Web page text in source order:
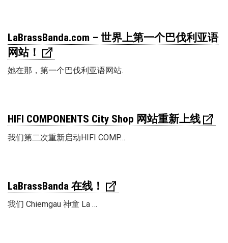
LaBrassBanda.com – 世界上第一个巴伐利亚语
网站！
她在那，第一个巴伐利亚语网站.
HIFI COMPONENTS City Shop 网站重新上线
我们第二次重新启动HIFI COMP…
LaBrassBanda 在线！
我们 Chiemgau 神童 La …